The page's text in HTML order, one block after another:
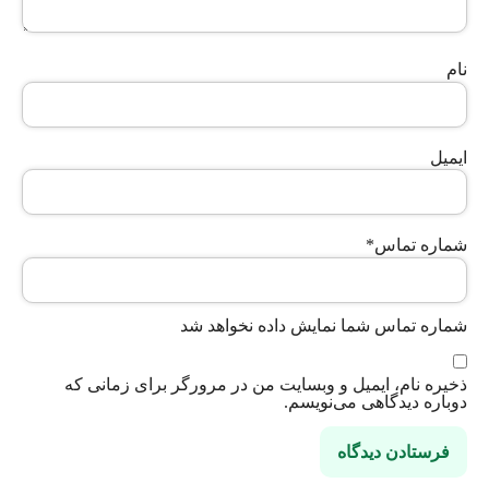
نام
ایمیل
شماره تماس*
شماره تماس شما نمایش داده نخواهد شد
ذخیره نام، ایمیل و وبسایت من در مرورگر برای زمانی که
دوباره دیدگاهی می‌نویسم.